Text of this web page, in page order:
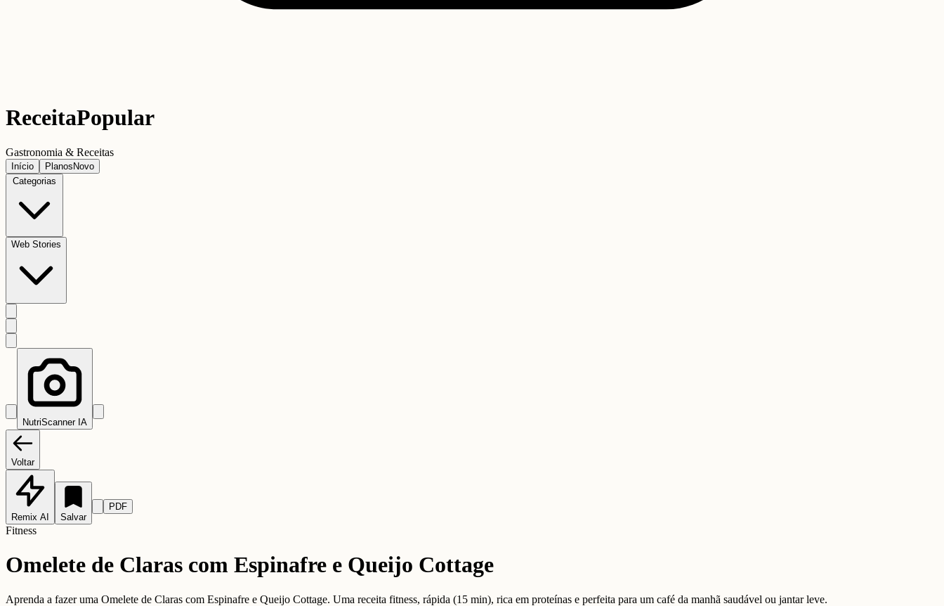
ReceitaPopular
Gastronomia & Receitas
Início Planos Novo
Categorias
Web Stories
NutriScanner IA
Voltar
Remix AI Salvar
PDF
Fitness
Omelete de Claras com Espinafre e Queijo Cottage
Aprenda a fazer uma Omelete de Claras com Espinafre e Queijo Cottage. Uma receita fitness, rápida (15 min), rica em proteínas e perfeita para um café da manhã saudável ou jantar leve.